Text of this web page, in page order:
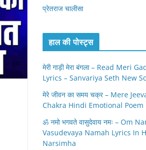
प्रेतराज चालीसा
हाल की पोस्ट्स
मेरी गाड़ी मेरा बंगला – Read Meri
Lyrics – Sanvariya Seth New
मेरे जीवन का समय चक्र – Mere
Chakra Hindi Emotional Poem
ॐ नमो भगवते वासुदेवाय नमः – Om
Vasudevaya Namah Lyrics In
Narsimha